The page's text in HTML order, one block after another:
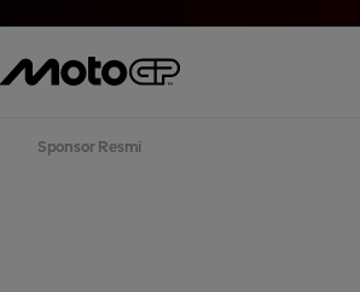
Sponsor Resmi